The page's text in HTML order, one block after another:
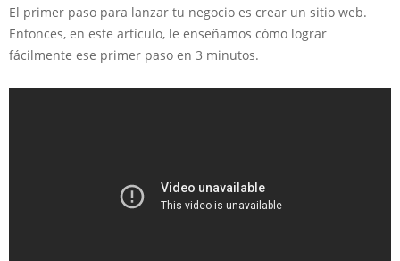
El primer paso para lanzar tu negocio es crear un sitio web.
Entonces, en este artículo, le enseñamos cómo lograr
fácilmente ese primer paso en 3 minutos.